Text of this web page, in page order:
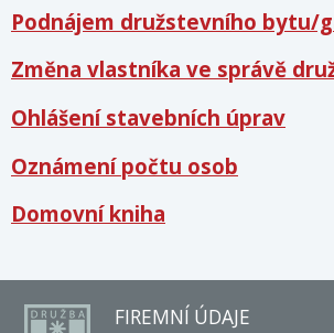
Podnájem družstevního bytu/
Změna vlastníka ve správě
Ohlášení stavebních úprav
Oznámení počtu osob
Domovní kniha
FIREMNÍ ÚDAJE